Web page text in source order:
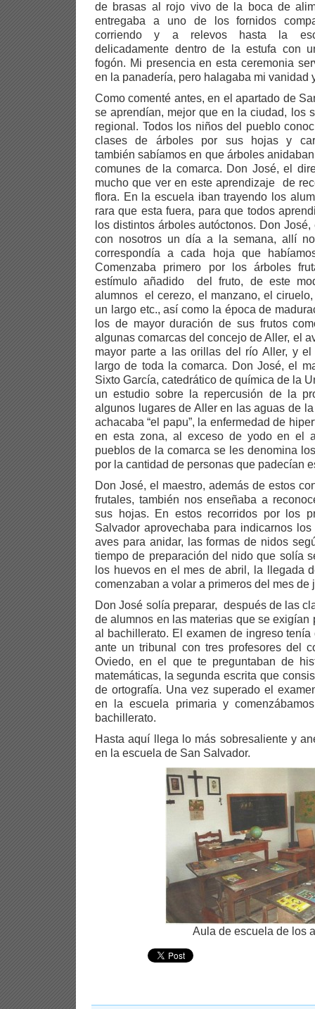
de brasas al rojo vivo de la boca de
entregaba a uno de los fornidos
corriendo y a relevos hasta la
delicadamente dentro de la estufa con
fogón. Mi presencia en esta ceremonia
en la panadería, pero halagaba mi vanidad
Como comenté antes, en el apartado de
se aprendían, mejor que en la ciudad, los
regional. Todos los niños del pueblo
clases de árboles por sus hojas y
también sabíamos en que árboles
comunes de la comarca. Don José, el
mucho que ver en este aprendizaje de
flora. En la escuela iban trayendo los
rara que esta fuera, para que todos
los distintos árboles autóctonos. Don
con nosotros un día a la semana, allí
correspondía a cada hoja que
Comenzaba primero por los árboles
estímulo añadido del fruto, de este
alumnos el cerezo, el manzano, el
un largo etc., así como la época de
los de mayor duración de sus frutos
algunas comarcas del concejo de Aller, el
mayor parte a las orillas del río Aller, y
largo de toda la comarca. Don José, el
Sixto García, catedrático de química de la
un estudio sobre la repercusión de la
algunos lugares de Aller en las aguas de
achacaba “el papu”, la enfermedad de
en esta zona, al exceso de yodo en el
pueblos de la comarca se les denomina
por la cantidad de personas que padecían
Don José, el maestro, además de estos
frutales, también nos enseñaba a
sus hojas. En estos recorridos por los
Salvador aprovechaba para indicarnos
aves para anidar, las formas de nidos
tiempo de preparación del nido que solía
los huevos en el mes de abril, la llegada
comenzaban a volar a primeros del mes de
Don José solía preparar, después de las
de alumnos en las materias que se exigían
al bachillerato. El examen de ingreso
ante un tribunal con tres profesores del
Oviedo, en el que te preguntaban de
matemáticas, la segunda escrita que
de ortografía. Una vez superado el
en la escuela primaria y
bachillerato.
Hasta aquí llega lo más sobresaliente y
en la escuela de San Salvador.
Aula de escuela de los